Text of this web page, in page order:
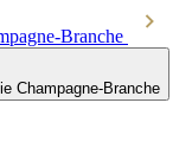
Branche
Champagne-Branche